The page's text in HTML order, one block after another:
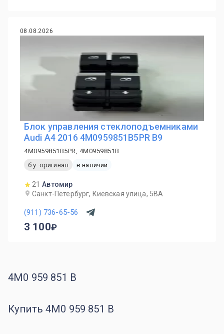
08.08.2026
Блок управления стеклоподъемниками
Audi A4 2016 4M0959851B5PR B9
4M0959851B5PR, 4M0959851B
б.у. оригинал
в наличии
21 Автомир
Санкт-Петербург, Киевская улица, 5ВА
(911) 736-65-56
3 100
4M0 959 851 B
Купить 4M0 959 851 B